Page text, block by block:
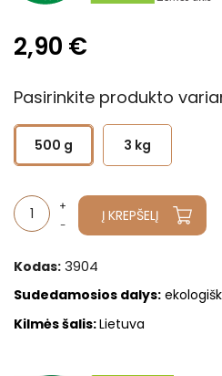
2,90 €
Pasirinkite produkto
500 g 3 kg
Į KREPŠELĮ
Kodas: 3904
Sudedamosios dalys:
Kilmės šalis:Lietuva